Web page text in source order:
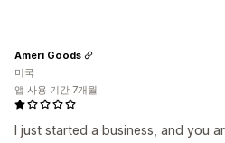
I just started a business, and you
Ameri Goods
미국
앱 사용 기간 7개월